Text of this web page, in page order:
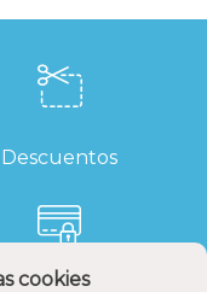
cookies
Descuentos